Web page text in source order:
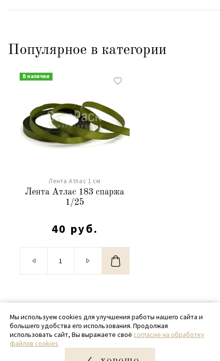
Популярное в категории
В наличии
Лента Атлас 1 см
Лента Атлас 183 спаржа
1/25
40 руб.
© 2020 - 2026 SamPack
+ 7 (918) 699-97-87
zakaz@sampack.store
Мы используем cookies для улучшения работы нашего сайта и
большего удобства его использования. Продолжая
использовать сайт, Вы выражаете своё согласие на обработку
файлов cookies